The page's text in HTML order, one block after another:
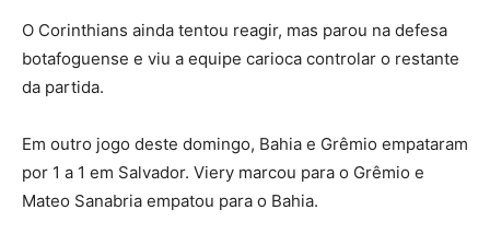
O Corinthians ainda tentou reagir, mas parou na defesa
botafoguense e viu a equipe carioca controlar o restante
da partida.
Em outro jogo deste domingo, Bahia e Grêmio empataram
por 1 a 1 em Salvador. Viery marcou para o Grêmio e
Mateo Sanabria empatou para o Bahia.